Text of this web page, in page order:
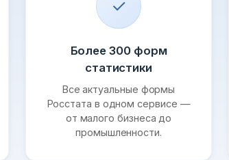
✓
Более 300 форм
статистики
Все актуальные формы
Росстата в одном сервисе —
от малого бизнеса до
промышленности.